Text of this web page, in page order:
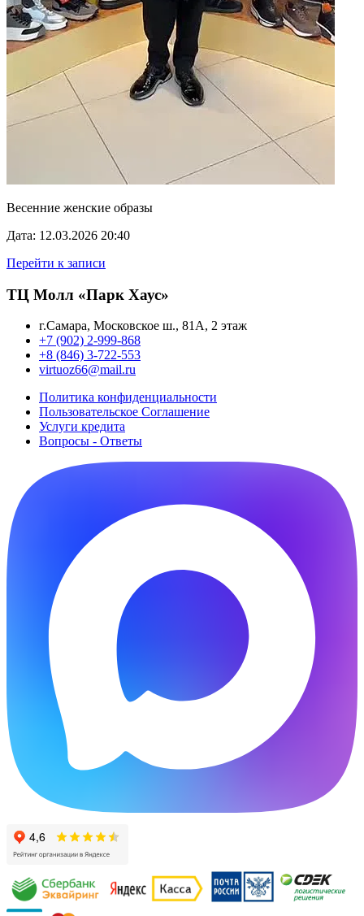
Весенние женские образы
Дата: 12.03.2026 20:40
Перейти к записи
ТЦ Молл «Парк Хаус»
г.Самара, Московское ш., 81А, 2 этаж
+7 (902) 2-999-868
+8 (846) 3-722-553
virtuoz66@mail.ru
Политика конфиденциальности
Пользовательское Cоглашение
Услуги кредита
Вопросы - Ответы